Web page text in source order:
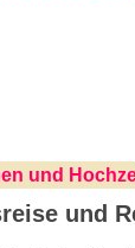
und
und